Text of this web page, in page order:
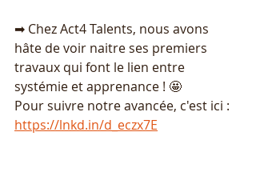
➡ Chez Act4 Talents, nous avons
hâte de voir naitre ses premiers
travaux qui font le lien entre
systémie et apprenance ! 🤩
Pour suivre notre avancée, c'est ici :
https://lnkd.in/d_eczx7E